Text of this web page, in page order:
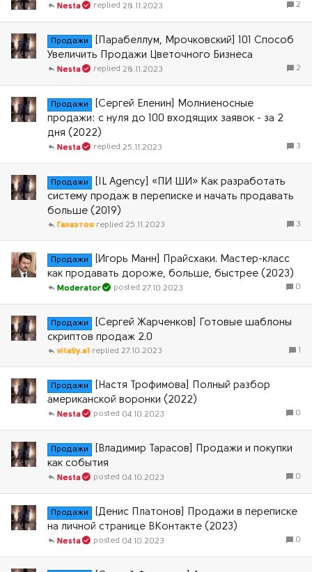
2
28.11.2023
Nesta
Продажи
[Парабеллум, Мрочковский] 101 Способ
Увеличить Продажи Цветочного Бизнеса
2
28.11.2023
Nesta
Продажи
[Сергей Еленин] Молниеносные
продажи: с нуля до 100 входящих заявок - за 2
дня (2022)
3
25.11.2023
Nesta
Продажи
[IL Agency] «ПИ ШИ» Как разработать
систему продаж в переписке и начать продавать
больше (2019)
3
25.11.2023
Галаэтоя
Продажи
[Игорь Манн] Прайсхаки. Мастер-класс
как продавать дороже, больше, быстрее (2023)
0
27.10.2023
Moderator
Продажи
[Сергей Жарченков] Готовые шаблоны
скриптов продаж 2.0
1
27.10.2023
vitaliy.a1
Продажи
[Настя Трофимова] Полный разбор
американской воронки (2022)
0
04.10.2023
Nesta
Продажи
[Владимир Тарасов] Продажи и покупки
как события
0
04.10.2023
Nesta
Продажи
[Денис Платонов] Продажи в переписке
на личной странице ВКонтакте (2023)
0
04.10.2023
Nesta